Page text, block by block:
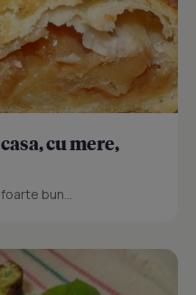
cu mere,
bun...